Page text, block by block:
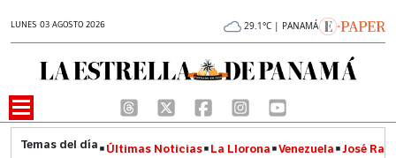
LUNES 03 AGOSTO 2026 29.1°C | PANAMÁ
Últimas Noticias La Llorona Venezuela José